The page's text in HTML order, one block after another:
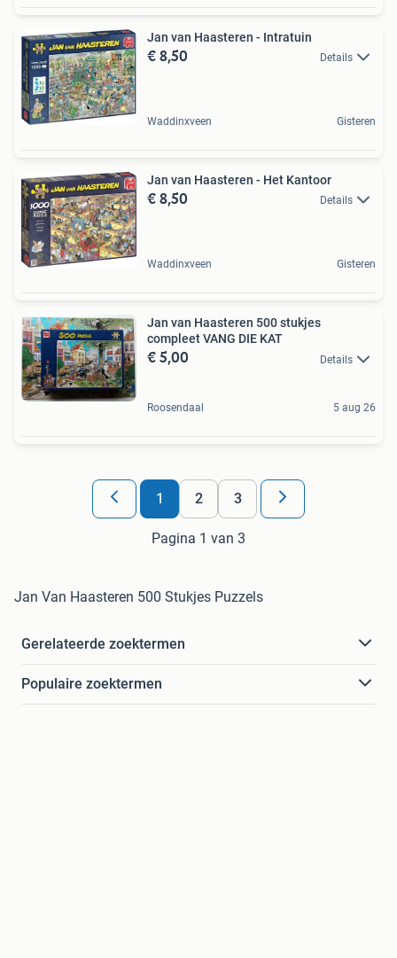
Jan van Haasteren - Intratuin
€ 8,50 Details
Waddinxveen Gisteren
Jan van Haasteren - Het Kantoor
€ 8,50 Details
Waddinxveen Gisteren
Jan van Haasteren 500 stukjes
compleet VANG DIE KAT
€ 5,00 Details
Roosendaal 5 aug 26
1 2 3
Pagina 1 van 3
Jan Van Haasteren 500 Stukjes Puzzels
Gerelateerde zoektermen
Populaire zoektermen